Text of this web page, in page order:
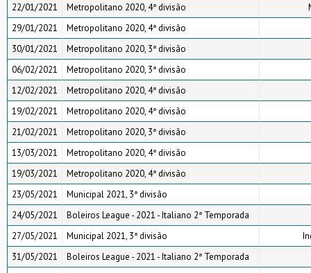
22/01/2021
Metropolitano 2020, 4ª divisão
29/01/2021
Metropolitano 2020, 4ª divisão
30/01/2021
Metropolitano 2020, 3ª divisão
06/02/2021
Metropolitano 2020, 3ª divisão
12/02/2021
Metropolitano 2020, 4ª divisão
19/02/2021
Metropolitano 2020, 4ª divisão
21/02/2021
Metropolitano 2020, 3ª divisão
13/03/2021
Metropolitano 2020, 4ª divisão
19/03/2021
Metropolitano 2020, 4ª divisão
23/05/2021
Municipal 2021, 3ª divisão
24/05/2021
Boleiros League - 2021 - Italiano 2ª Temporada
27/05/2021
Municipal 2021, 3ª divisão
31/05/2021
Boleiros League - 2021 - Italiano 2ª Temporada